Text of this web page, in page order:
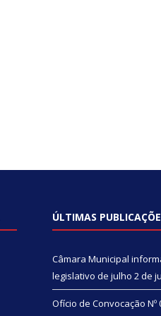
ÚLTIMAS
Câmara Municipal
legislativo de julho 2 de
Ofício de Convocação